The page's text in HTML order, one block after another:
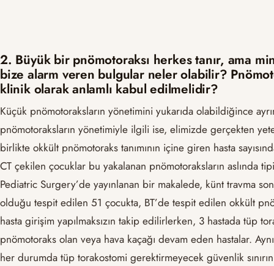
2. Büyük bir pnömotoraksı herkes tanır, ama
bize alarm veren bulgular neler olabilir?
klinik olarak anlamlı kabul edilmelidir?
Küçük pnömotoraksların yönetimini yukarıda olabildiğince
pnömotoraksların yönetimiyle ilgili ise, elimizde gerçekten
birlikte okkült pnömotoraks tanımının içine giren hasta
CT çekilen çocuklar bu yakalanan pnömotoraksların aslında
Pediatric Surgery’de yayınlanan bir makalede, künt travma
olduğu tespit edilen 51 çocukta, BT’de tespit edilen okkült
hasta girişim yapılmaksızın takip edilirlerken, 3 hastada tüp
pnömotoraks olan veya hava kaçağı devam eden hastalar.
her durumda tüp torakostomi gerektirmeyecek güvenlik